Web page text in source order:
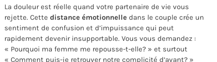
La douleur est réelle quand votre partenaire de vie vous
rejette. Cette distance émotionnelle dans le couple crée un
sentiment de confusion et d’impuissance qui peut
rapidement devenir insupportable. Vous vous demandez :
« Pourquoi ma femme me repousse-t-elle? » et surtout
« Comment puis-je retrouver notre complicité d’avant? »